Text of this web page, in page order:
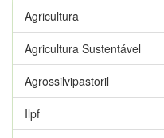
Agricultura
Agricultura Sustentável
Agrossilvipastoril
Ilpf